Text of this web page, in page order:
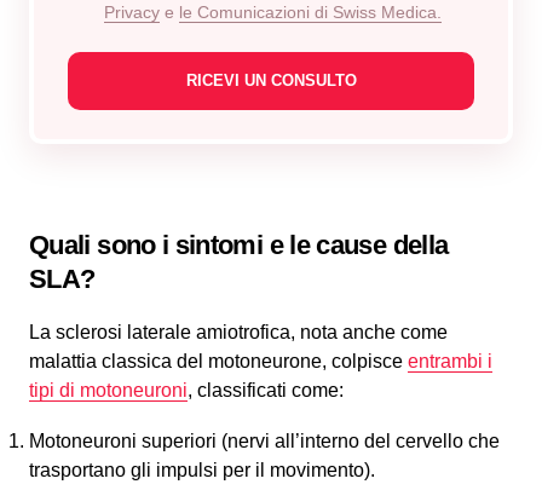
Privacy e le Comunicazioni di Swiss Medica.
Quali sono i sintomi e le cause della
SLA?
La sclerosi laterale amiotrofica, nota anche come
malattia classica del motoneurone, colpisce entrambi i
tipi di motoneuroni, classificati come:
Motoneuroni superiori (nervi all’interno del cervello che
trasportano gli impulsi per il movimento).